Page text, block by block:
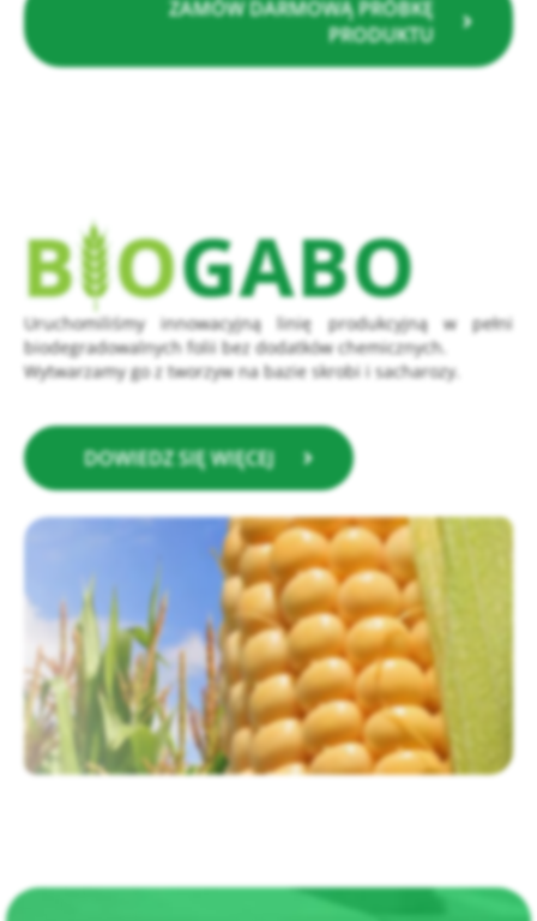
ZAMÓW DARMOWĄ PRÓBKĘ
PRODUKTU
Uruchomiliśmy innowacyjną linię produkcyjną w pełni
biodegradowalnych folii bez dodatków chemicznych.
Wytwarzamy go z tworzyw na bazie skrobi i sacharozy.
DOWIEDZ SIĘ WIĘCEJ